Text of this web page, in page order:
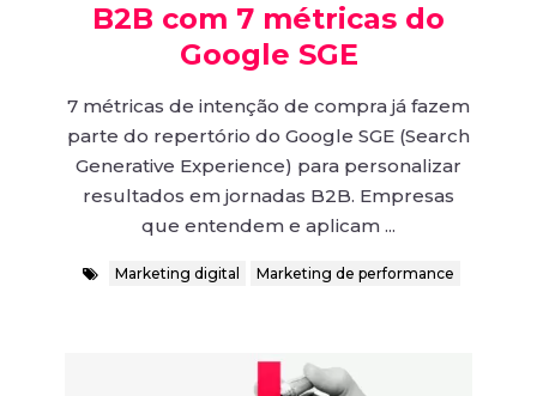
B2B com 7 métricas do
Google SGE
7 métricas de intenção de compra já fazem
parte do repertório do Google SGE (Search
Generative Experience) para personalizar
resultados em jornadas B2B. Empresas
que entendem e aplicam ...
Marketing digital Marketing de performance